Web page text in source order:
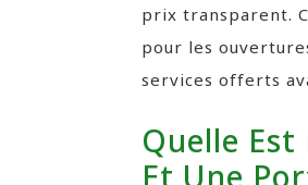
prix transparent.
pour les
services offerts
Quelle
Et Une